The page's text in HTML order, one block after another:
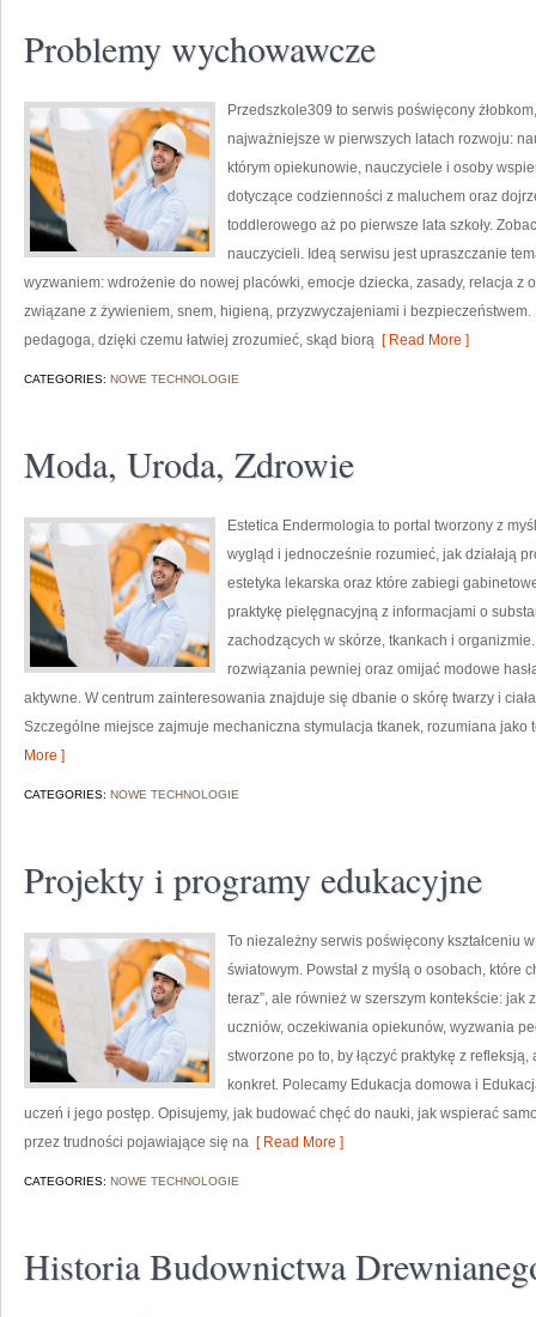
Problemy wychowawcze
Przedszkole309 to serwis poświęcony
najważniejsze w pierwszych latach rozwoju:
którym opiekunowie, nauczyciele i osoby
dotyczące codzienności z maluchem oraz
toddlerowego aż po pierwsze lata szkoły.
nauczycieli. Ideą serwisu jest upraszczanie
wyzwaniem: wdrożenie do nowej placówki, emocje dziecka, zasady, relacja z
związane z żywieniem, snem, higieną, przyzwyczajeniami i
pedagoga, dzięki czemu łatwiej zrozumieć, skąd biorą [ Read More ]
CATEGORIES: NOWE TECHNOLOGIE
Moda, Uroda, Zdrowie
Estetica Endermologia to portal tworzony z
wygląd i jednocześnie rozumieć, jak działają
estetyka lekarska oraz które zabiegi
praktykę pielęgnacyjną z informacjami o
zachodzących w skórze, tkankach i
rozwiązania pewniej oraz omijać modowe
aktywne. W centrum zainteresowania znajduje się dbanie o skórę twarzy i
Szczególne miejsce zajmuje mechaniczna stymulacja tkanek, rozumiana
More ]
CATEGORIES: NOWE TECHNOLOGIE
Projekty i programy edukacyjne
To niezależny serwis poświęcony kształceniu
światowym. Powstał z myślą o osobach, które
teraz”, ale również w szerszym kontekście: jak
uczniów, oczekiwania opiekunów, wyzwania
stworzone po to, by łączyć praktykę z
konkret. Polecamy Edukacja domowa i
uczeń i jego postęp. Opisujemy, jak budować chęć do nauki, jak wspierać
przez trudności pojawiające się na [ Read More ]
CATEGORIES: NOWE TECHNOLOGIE
Historia Budownictwa